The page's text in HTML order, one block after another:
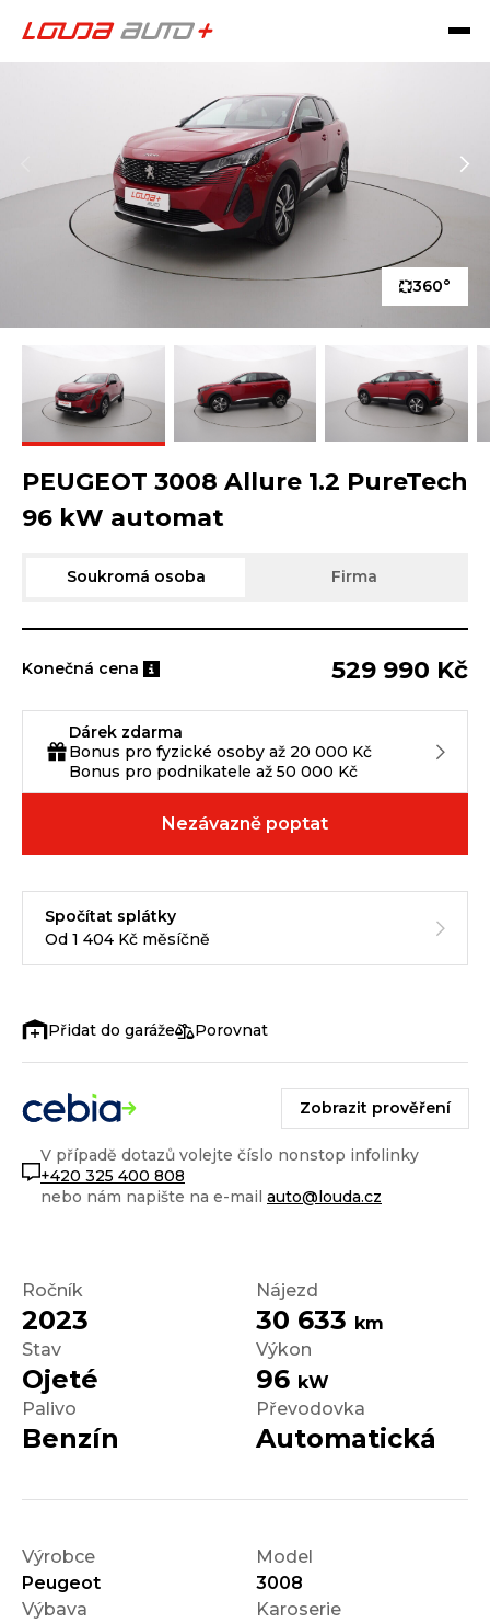
360°
Ročník
2023
Nájezd
30 633 km
Stav
Ojeté
Výkon
96 kW
Palivo
Benzín
Převodovka
Automatická
Výrobce
Peugeot
Model
3008
Výbava
Karoserie
PEUGEOT 3008 Allure 1.2 PureTech
96 kW automat
Soukromá osoba Firma
Konečná cena 529 990 Kč
Dárek zdarma
Bonus pro fyzické osoby až 20 000 Kč
Bonus pro podnikatele až 50 000 Kč
Nezávazně poptat
Spočítat splátky
Od 1 404 Kč měsíčně
Porovnat
Zobrazit prověření
V případě dotazů volejte číslo nonstop infolinky
+420 325 400 808
nebo nám napište na e-mail auto@louda.cz